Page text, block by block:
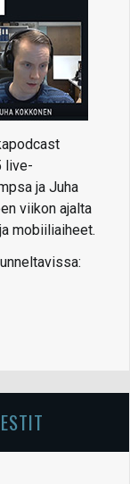
live-
ja Juha
viikon ajalta
mobiiliaiheet.